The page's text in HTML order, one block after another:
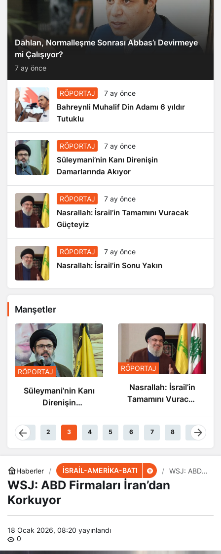
Dahlan, Normalleşme Sonrası Abbas’ı Devirmeye
mi Çalışıyor?
7 ay önce
RÖPORTAJ 7 ay önce
Bahreynli Muhalif Din Adamı 6 yıldır
Tutuklu
RÖPORTAJ 7 ay önce
Süleymani’nin Kanı Direnişin
Damarlarında Akıyor
RÖPORTAJ 7 ay önce
Nasrallah: İsrail’in Tamamını Vuracak
Güçteyiz
RÖPORTAJ 7 ay önce
Nasrallah: İsrail’in Sonu Yakın
Manşetler
RÖPORTAJ
Süleymani’nin Kanı
Direnişin
Damarlarında
Akıyor
RÖPORTAJ
Nasrallah: İsrail’in
Tamamını Vuracak
1 2 3 4 5 6 7 8 9
Haberler İSRAİL-AMERİKA-BATI
WSJ: ABD
İran’dan
WSJ: ABD Firmaları İran’dan
Korkuyor
18 Ocak 2026, 08:20 yayınlandı
0